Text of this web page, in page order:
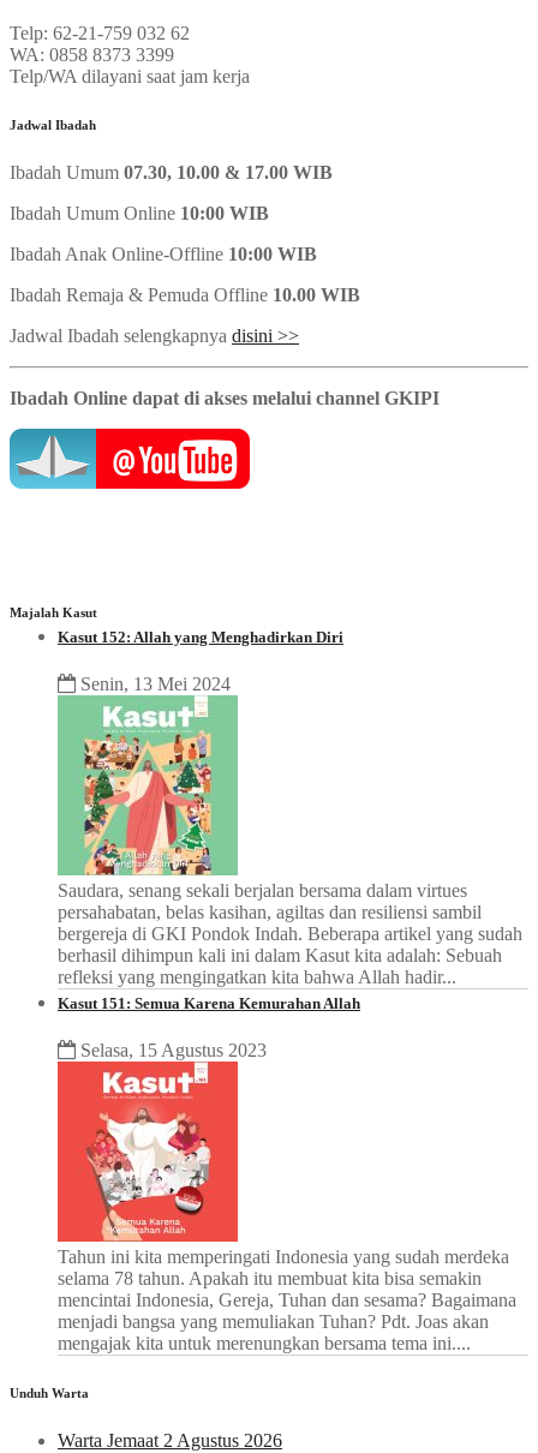
Telp: 62-21-759 032 62
WA: 0858 8373 3399
Telp/WA dilayani saat jam kerja
Jadwal Ibadah
Ibadah Umum 07.30, 10.00 & 17.00 WIB
Ibadah Umum Online 10:00 WIB
Ibadah Anak Online-Offline 10:00 WIB
Ibadah Remaja & Pemuda Offline 10.00 WIB
Jadwal Ibadah selengkapnya disini >>
Ibadah Online dapat di akses melalui channel GKIPI
Majalah Kasut
Kasut 152: Allah yang Menghadirkan Diri
Senin, 13 Mei 2024
Saudara, senang sekali berjalan bersama dalam virtues
persahabatan, belas kasihan, agiltas dan resiliensi sambil
bergereja di GKI Pondok Indah. Beberapa artikel yang sudah
berhasil dihimpun kali ini dalam Kasut kita adalah: Sebuah
refleksi yang mengingatkan kita bahwa Allah hadir...
Kasut 151: Semua Karena Kemurahan Allah
Selasa, 15 Agustus 2023
Tahun ini kita memperingati Indonesia yang sudah merdeka
selama 78 tahun. Apakah itu membuat kita bisa semakin
mencintai Indonesia, Gereja, Tuhan dan sesama? Bagaimana
menjadi bangsa yang memuliakan Tuhan? Pdt. Joas akan
mengajak kita untuk merenungkan bersama tema ini....
Unduh Warta
Warta Jemaat 2 Agustus 2026